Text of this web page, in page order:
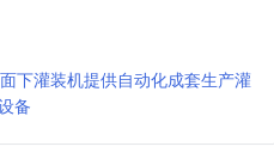
下灌装机提供自动化成套生产灌
备